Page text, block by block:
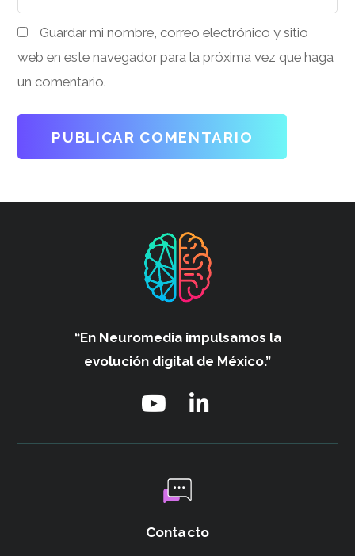
Guardar mi nombre, correo electrónico y sitio
web en este navegador para la próxima vez que haga
un comentario.
“En Neuromedia impulsamos la
evolución digital de México.”
Contacto